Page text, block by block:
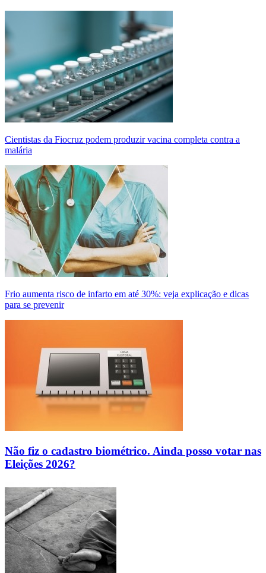
Cientistas da Fiocruz podem produzir vacina completa contra a
malária
Frio aumenta risco de infarto em até 30%: veja explicação e dicas
para se prevenir
Não fiz o cadastro biométrico. Ainda posso votar nas
Eleições 2026?